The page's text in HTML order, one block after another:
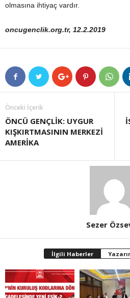
olmasına ihtiyaç vardır.
oncugenclik.org.tr, 12.2.2019
Önceki İçerik
ÖNCÜ GENÇLİK: UYGUR
KIŞKIRTMASININ MERKEZİ
AMERİKA
Sezer
İlgili Haberler